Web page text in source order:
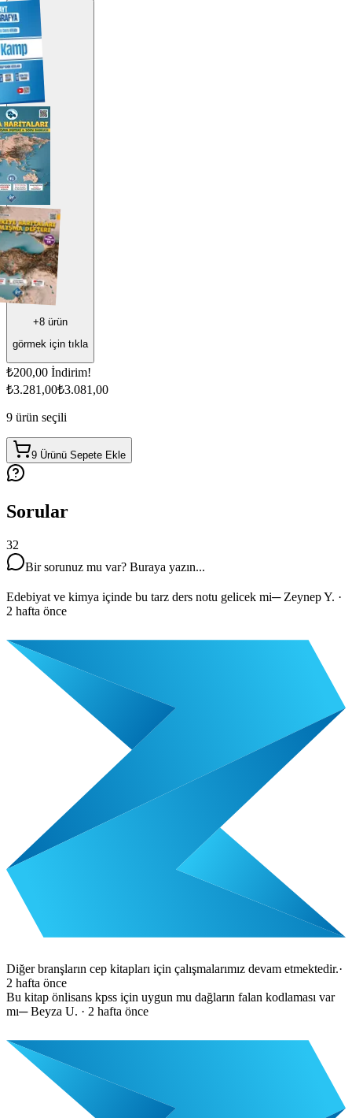
+8 ürün
görmek için tıkla
₺200,00 İndirim!
₺3.281,00₺3.081,00
9 ürün seçili
9 Ürünü Sepete Ekle
Sorular
32
Bir sorunuz mu var? Buraya yazın...
Edebiyat ve kimya içinde bu tarz ders notu gelicek mi─ Zeynep Y. ·
2 hafta önce
Diğer branşların cep kitapları için çalışmalarımız devam etmektedir.·
2 hafta önce
Bu kitap önlisans kpss için uygun mu dağların falan kodlaması var
mı─Beyza U. · 2 hafta önce